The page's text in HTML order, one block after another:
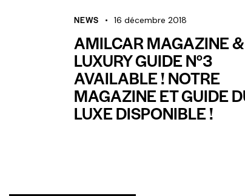
NEWS 16 décembre 2018
AMILCAR MAGAZINE &
LUXURY GUIDE N°3
AVAILABLE ! NOTRE
MAGAZINE ET GUIDE
LUXE DISPONIBLE !